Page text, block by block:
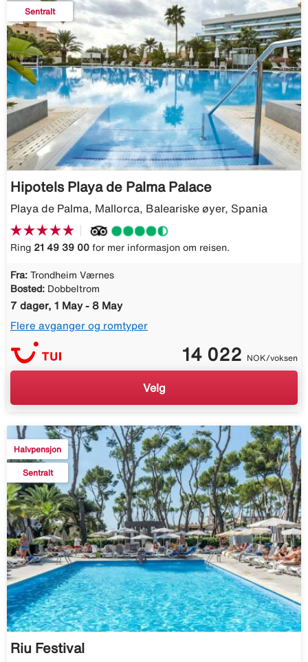
Sentralt
Hipotels Playa de Palma Palace
Playa de Palma, Mallorca, Baleariske øyer, Spania
Ring 21 49 39 00 for mer informasjon om reisen.
Fra: Trondheim Værnes
Bosted: Dobbeltrom
7 dager, 1 May - 8 May
Flere avganger og romtyper
14 022 NOK/voksen
Velg
Halvpensjon
Sentralt
Riu Festival